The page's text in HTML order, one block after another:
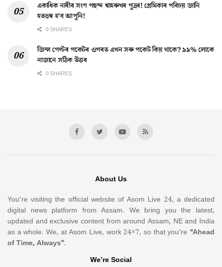
একাধিক নাৰীৰ সংগ পছন্দ শ্বাহৰুখৰ পুত্ৰৰ! প্ৰেমিকাৰ পৰিচয় জানি
হতভম্ব হ’ব আপুনি!
0 SHARES
জিন্স পেণ্টৰ পকেটৰ ওপৰত এখন সৰু পকেট কিয় থাকে? ৯৯% লোকে
নাজানে সঠিক উত্তৰ
0 SHARES
About Us
You’re visiting the official website of Asom Live 24, a dedicated
digital news platform from Assam. We bring you the latest,
updated and exclusive content from around Assam, NE and India
as a whole. We, at Asom Live, work 24×7, so that you’re “Ahead
of Time, Always”.
We’re Social